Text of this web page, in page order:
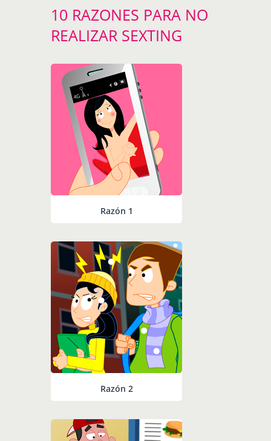
10 RAZONES PARA NO
REALIZAR SEXTING
Razón 1
Razón 2